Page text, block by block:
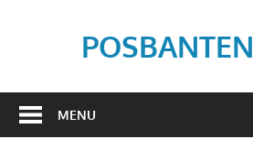
Dan
MENU